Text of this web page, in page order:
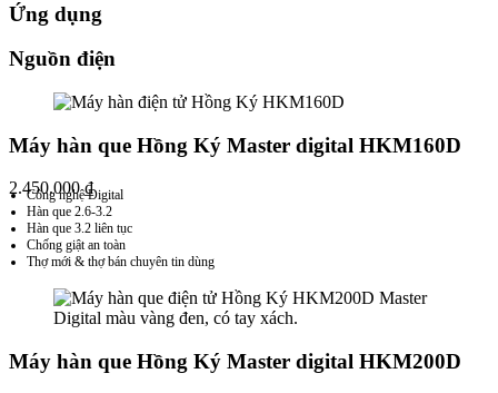
Ứng dụng
Nguồn điện
Máy hàn que Hồng Ký Master digital HKM160D
2.450.000₫
Công nghệ Digital
Hàn que 2.6-3.2
Hàn que 3.2 liên tục
Chống giật an toàn
Thợ mới & thợ bán chuyên tin dùng
Máy hàn que Hồng Ký Master digital HKM200D